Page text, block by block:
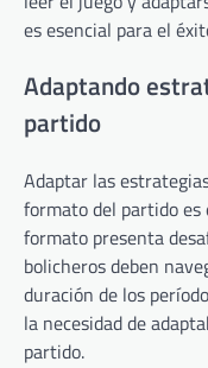
es esencial para el
Adaptando
partido
Adaptar las
formato del partido es
formato presenta
bolicheros deben
duración de los
la necesidad de
partido.